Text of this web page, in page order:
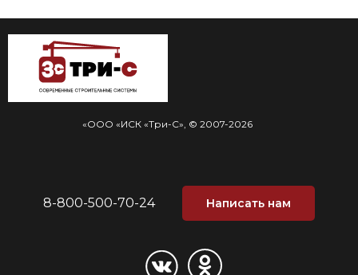
«ООО «ИСК «Три-С», © 2007-2026
8-800-500-70-24 Написать нам